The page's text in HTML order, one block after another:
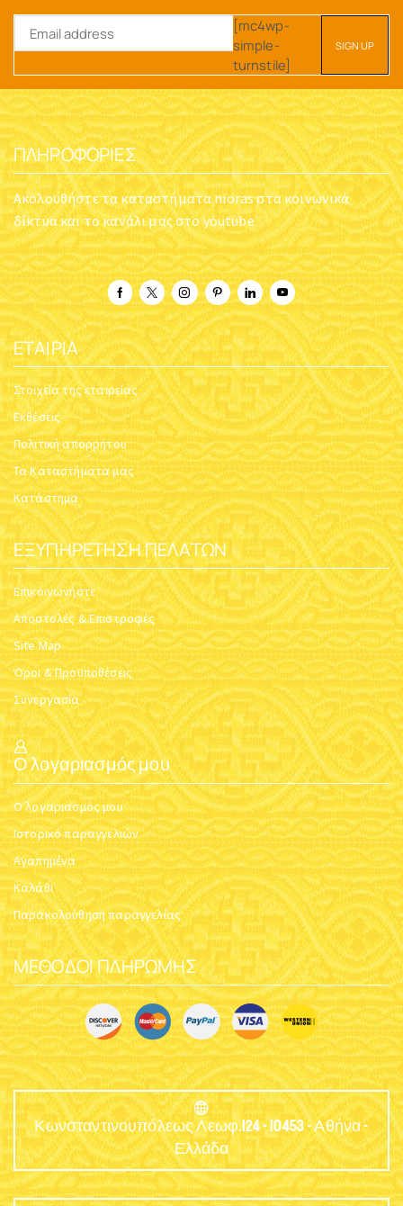
[mc4wp-
simple-
turnstile]
ΠΛΗΡΟΦΟΡΊΕΣ
Ακολουθήστε τα καταστήματα nioras στα κοινωνικά
δίκτυα και το κανάλι μας στο youtube
ΕΤΑΙΡΊΑ
Στοιχεία της εταιρείας
Εκθέσεις
Πολιτική απορρήτου
Τα Καταστήματα μας
Κατάστημα
ΕΞΥΠΗΡΈΤΗΣΗ ΠΕΛΑΤΏΝ
Επικοινωνήστε
Αποστολές & Επιστροφές
Site Map
Όροι & Προϋποθέσεις
Συνεργασία
Ο λογαριασμός μου
Ο λογαριασμός μου
Ιστορικό παραγγελιών
Αγαπημένα
Καλάθι
Παρακολούθηση παραγγελίας
ΜΈΘΟΔΟΙ ΠΛΗΡΩΜΉΣ
Κωνσταντινουπόλεως Λεωφ.124 - 10453 - Αθήνα -
Ελλάδα